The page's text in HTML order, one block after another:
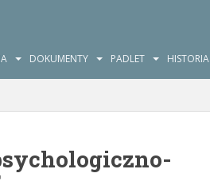
DOKUMENTY PADLET HISTORIA